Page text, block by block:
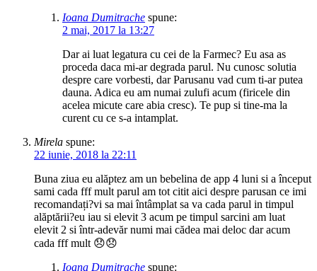
Ioana Dumitrache spune:
2 mai, 2017 la 13:27
Dar ai luat legatura cu cei de la Farmec? Eu asa as
proceda daca mi-ar degrada parul. Nu cunosc solutia
despre care vorbesti, dar Parusanu vad cum ti-ar putea
dauna. Adica eu am numai zulufi acum (firicele din
acelea micute care abia cresc). Te pup si tine-ma la
curent cu ce s-a intamplat.
Mirela spune:
22 iunie, 2018 la 22:11
Buna ziua eu alăptez am un bebelina de app 4 luni si a început
sami cada fff mult parul am tot citit aici despre parusan ce imi
recomandați?vi sa mai întâmplat sa va cada parul in timpul
alăptării?eu iau si elevit 3 acum pe timpul sarcini am luat
elevit 2 si într-adevăr numi mai cădea mai deloc dar acum
cada fff mult 😞😞
Ioana Dumitrache spune: